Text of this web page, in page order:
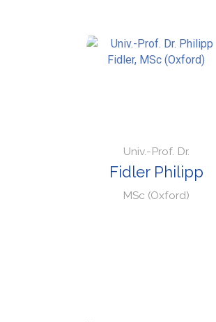
Univ.-Prof. Dr.
Fidler Philipp
MSc (Oxford)